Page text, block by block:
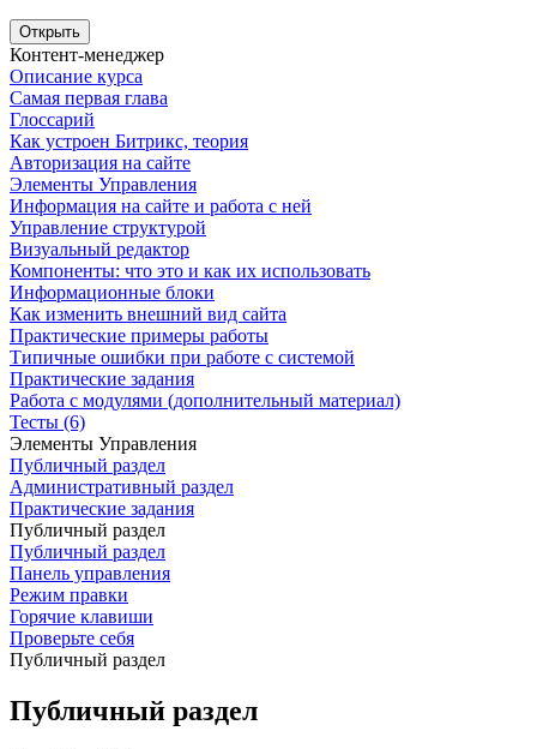
Открыть
Контент-менеджер
Описание курса
Самая первая глава
Глоссарий
Как устроен Битрикс, теория
Авторизация на сайте
Элементы Управления
Информация на сайте и работа с ней
Управление структурой
Визуальный редактор
Компоненты: что это и как их использовать
Информационные блоки
Как изменить внешний вид сайта
Практические примеры работы
Типичные ошибки при работе с системой
Практические задания
Работа с модулями (дополнительный материал)
Тесты (6)
Элементы Управления
Публичный раздел
Административный раздел
Практические задания
Публичный раздел
Публичный раздел
Панель управления
Режим правки
Горячие клавиши
Проверьте себя
Публичный раздел
Публичный раздел